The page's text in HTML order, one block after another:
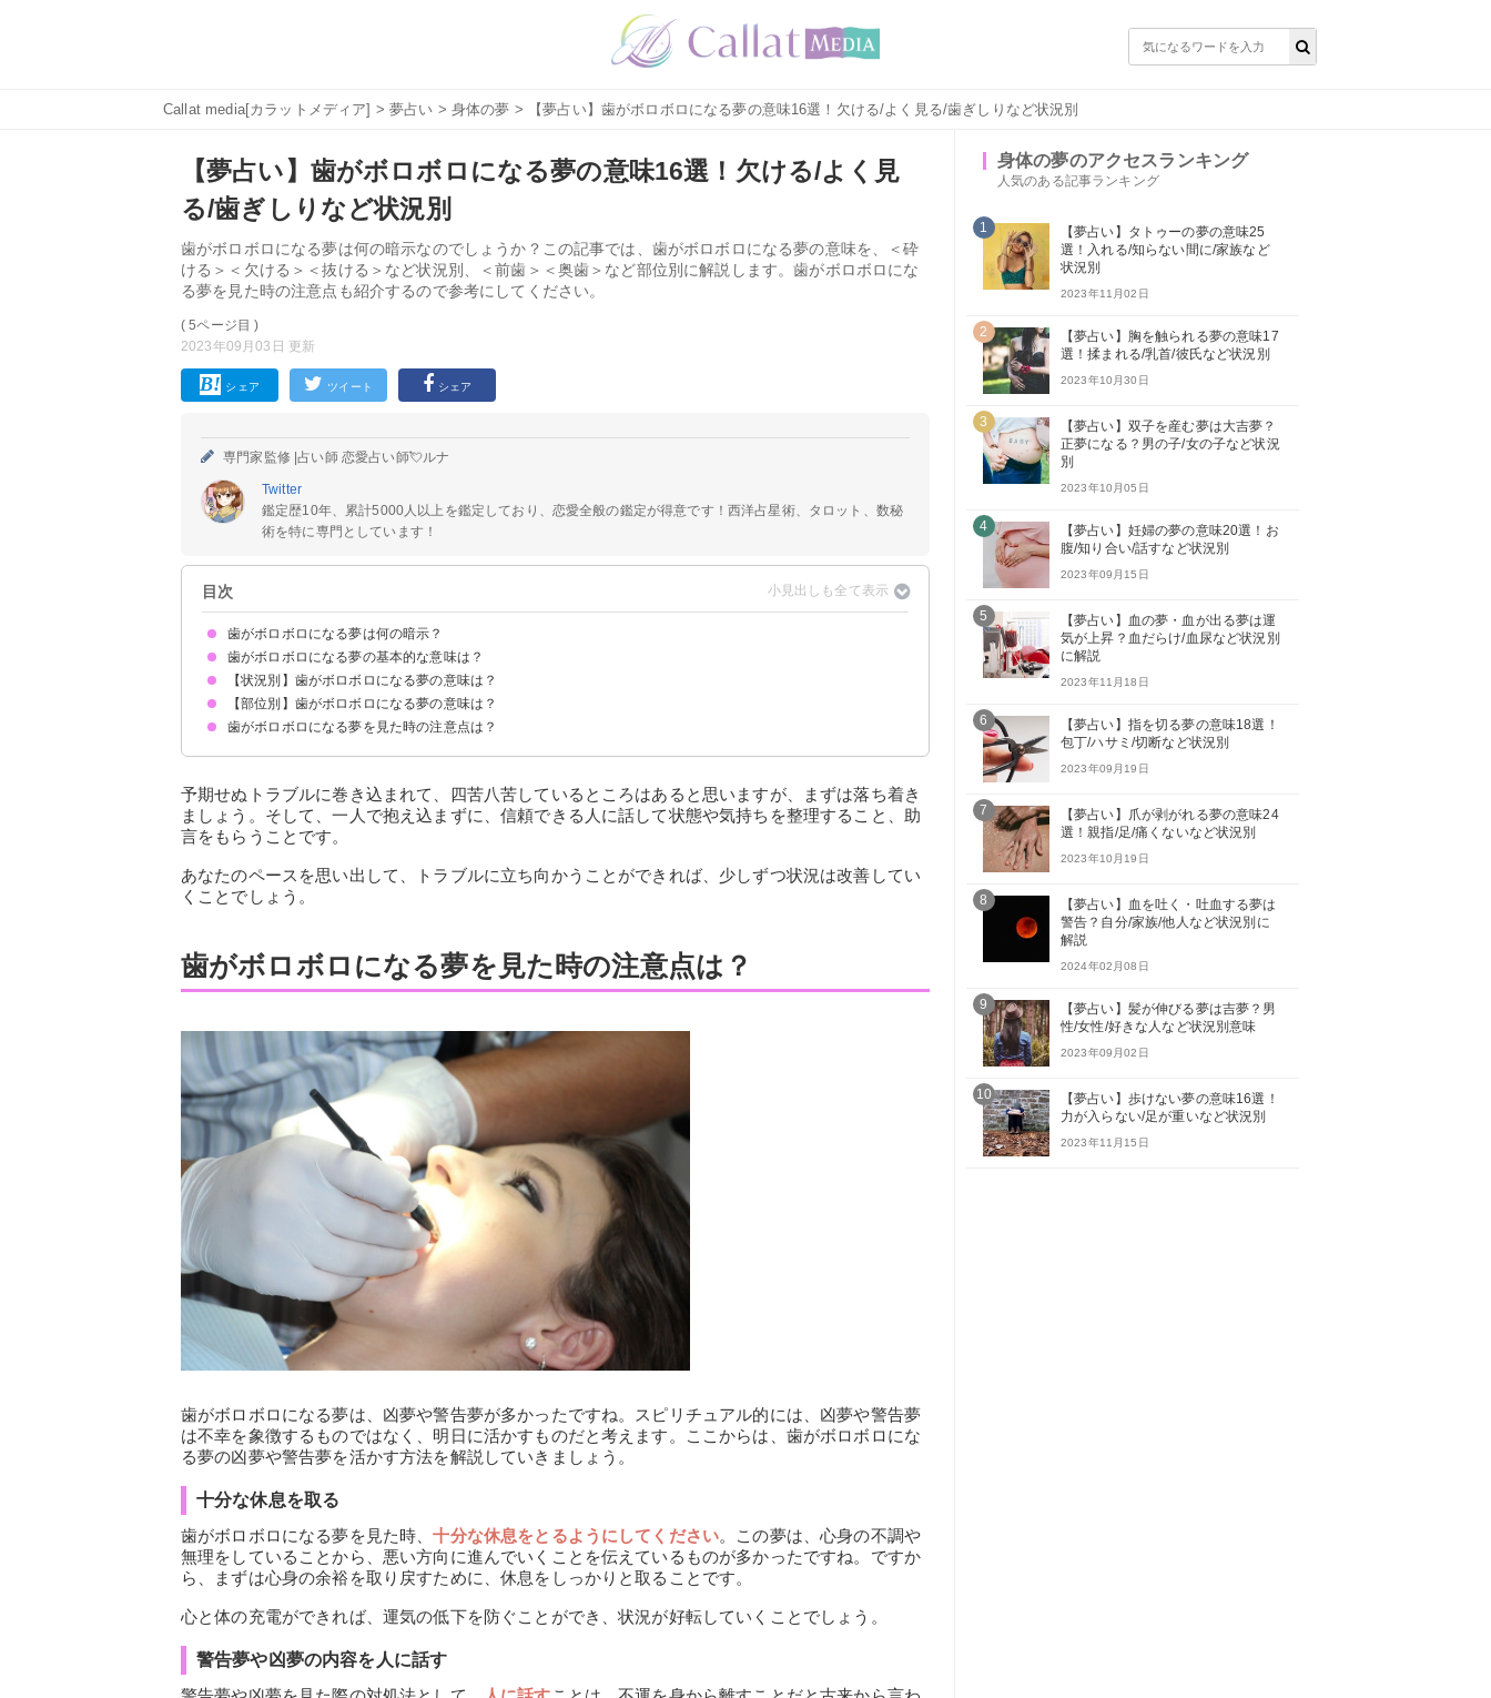
Callat media[カラットメディア] >夢占い > 身体の夢 > 【夢占い】歯がボロボロになる夢の意味16選！欠ける/よく見る/歯ぎしりなど状況別
【夢占い】歯がボロボロになる夢の意味16選！欠ける/よく見
る/歯ぎしりなど状況別
歯がボロボロになる夢は何の暗示なのでしょうか？この記事では、歯がボロボロになる夢の意味を、＜砕
ける＞＜欠ける＞＜抜ける＞など状況別、＜前歯＞＜奥歯＞など部位別に解説します。歯がボロボロにな
る夢を見た時の注意点も紹介するので参考にしてください。
( 5ページ目 )
2023年09月03日 更新
シェア ツイート シェア
専門家監修 |占い師 恋愛占い師💘ルナ
Twitter
鑑定歴10年、累計5000人以上を鑑定しており、恋愛全般の鑑定が得意です！西洋占星術、タロット、数秘
術を特に専門としています！
目次
歯がボロボロになる夢は何の暗示？
歯がボロボロになる夢の基本的な意味は？
ストレスや疲労が溜まっている状況を暗示
よく見る場合はストレス・疲労が大きい暗示
状況によって意味が決まる
【状況別】歯がボロボロになる夢の意味は？
歯が欠けてボロボロになる夢【凶夢】
歯がボロボロになって抜ける夢【凶夢】
歯ぎしりで歯がボロボロになる夢【凶夢】
歯が砕けてボロボロになる夢【警告夢】
歯がボロボロになって痛い夢【凶夢】
歯がボロボロになるけど痛くない夢【警告夢】
ボロボロの歯が口いっぱいにある夢【凶夢】
【部位別】歯がボロボロになる夢の意味は？
前歯がボロボロになる夢【凶夢】
奥歯がボロボロになる夢【凶夢】
上の歯がボロボロになる夢【警告夢】
下の歯がボロボロになる夢【警告夢】
犬歯がボロボロになる夢【警告夢】
乳歯がボロボロになる夢【凶夢】
銀歯がボロボロになる夢【凶夢】
虫歯がボロボロになる夢【凶夢】
親知らずがボロボロになる夢【凶夢】
歯がボロボロになる夢を見た時の注意点は？
予期せぬトラブルに巻き込まれて、四苦八苦しているところはあると思いますが、まずは落ち着き
ましょう。そして、一人で抱え込まずに、信頼できる人に話して状態や気持ちを整理すること、助
言をもらうことです。
あなたのペースを思い出して、トラブルに立ち向かうことができれば、少しずつ状況は改善してい
くことでしょう。
歯がボロボロになる夢を見た時の注意点は？
歯がボロボロになる夢は、凶夢や警告夢が多かったですね。スピリチュアル的には、凶夢や警告夢
は不幸を象徴するものではなく、明日に活かすものだと考えます。ここからは、歯がボロボロにな
る夢の凶夢や警告夢を活かす方法を解説していきましょう。
十分な休息を取る
歯がボロボロになる夢を見た時、十分な休息をとるようにしてください。この夢は、心身の不調や
無理をしていることから、悪い方向に進んでいくことを伝えているものが多かったですね。ですか
ら、まずは心身の余裕を取り戻すために、休息をしっかりと取ることです。
心と体の充電ができれば、運気の低下を防ぐことができ、状況が好転していくことでしょう。
警告夢や凶夢の内容を人に話す
身体の夢のアクセスランキング
人気のある記事ランキング
1
【夢占い】タトゥーの夢の意味25
選！入れる/知らない間に/家族など
状況別
2023年11月02日
2
【夢占い】胸を触られる夢の意味17
選！揉まれる/乳首/彼氏など状況別
2023年10月30日
3
【夢占い】双子を産む夢は大吉夢？
正夢になる？男の子/女の子など状況
別
2023年10月05日
4
【夢占い】妊婦の夢の意味20選！お
腹/知り合い/話すなど状況別
2023年09月15日
5
【夢占い】血の夢・血が出る夢は運
気が上昇？血だらけ/血尿など状況別
に解説
2023年11月18日
6
【夢占い】指を切る夢の意味18選！
包丁/ハサミ/切断など状況別
2023年09月19日
7
【夢占い】爪が剥がれる夢の意味24
選！親指/足/痛くないなど状況別
2023年10月19日
8
【夢占い】血を吐く・吐血する夢は
警告？自分/家族/他人など状況別に
解説
2024年02月08日
9
【夢占い】髪が伸びる夢は吉夢？男
性/女性/好きな人など状況別意味
2023年09月02日
10
【夢占い】歩けない夢の意味16選！
力が入らない/足が重いなど状況別
2023年11月15日